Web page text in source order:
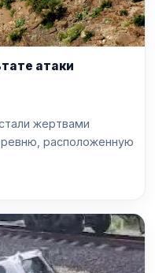
атаки
жертвами
расположенную